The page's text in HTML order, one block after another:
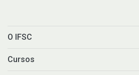
O IFSC
Cursos